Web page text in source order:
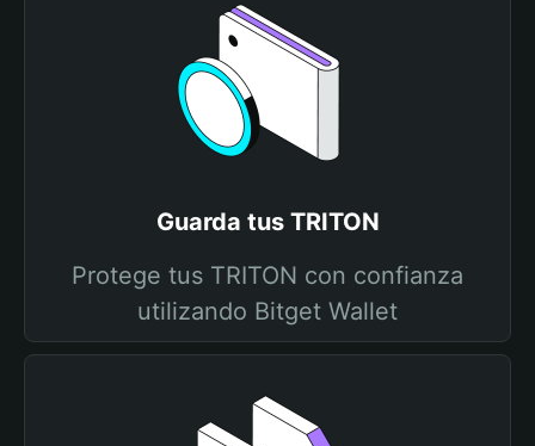
Guarda tus TRITON
Protege tus TRITON con confianza
utilizando Bitget Wallet